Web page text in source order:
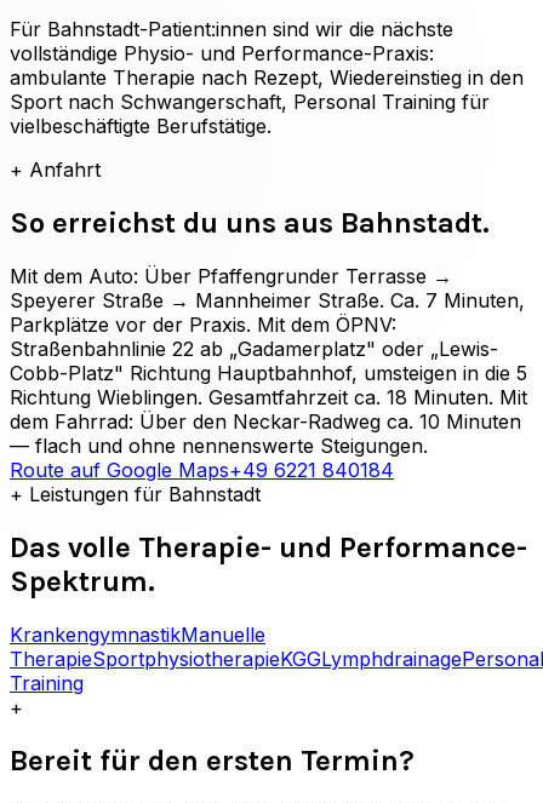
Für Bahnstadt-Patient:innen sind wir die nächste
vollständige Physio- und Performance-Praxis:
ambulante Therapie nach Rezept, Wiedereinstieg in den
Sport nach Schwangerschaft, Personal Training für
vielbeschäftigte Berufstätige.
+ Anfahrt
So erreichst du uns aus Bahnstadt.
Mit dem Auto: Über Pfaffengrunder Terrasse →
Speyerer Straße → Mannheimer Straße. Ca. 7 Minuten,
Parkplätze vor der Praxis. Mit dem ÖPNV:
Straßenbahnlinie 22 ab „Gadamerplatz" oder „Lewis-
Cobb-Platz" Richtung Hauptbahnhof, umsteigen in die 5
Richtung Wieblingen. Gesamtfahrzeit ca. 18 Minuten. Mit
dem Fahrrad: Über den Neckar-Radweg ca. 10 Minuten
— flach und ohne nennenswerte Steigungen.
Route auf Google Maps+49 6221 840184
+ Leistungen für Bahnstadt
Das volle Therapie- und Performance-
Spektrum.
KrankengymnastikManuelle
TherapieSportphysiotherapieKGGLymphdrainagePersonal
Training
+
Bereit für den ersten Termin?